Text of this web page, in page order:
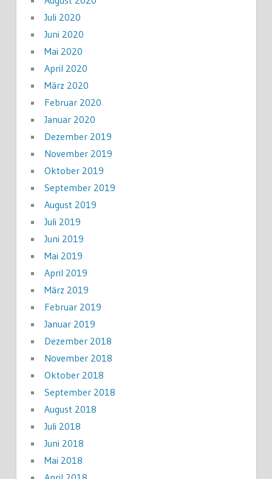
Juli 2020
Juni 2020
Mai 2020
April 2020
März 2020
Februar 2020
Januar 2020
Dezember 2019
November 2019
Oktober 2019
September 2019
August 2019
Juli 2019
Juni 2019
Mai 2019
April 2019
März 2019
Februar 2019
Januar 2019
Dezember 2018
November 2018
Oktober 2018
September 2018
August 2018
Juli 2018
Juni 2018
Mai 2018